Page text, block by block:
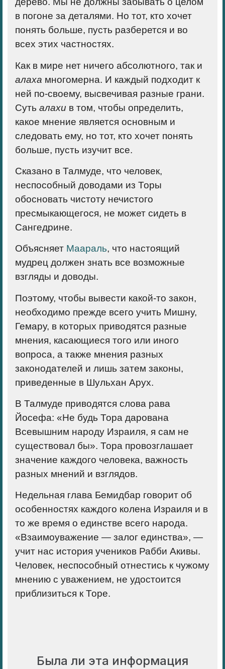
в погоне за деталями. Но тот, кто хочет
понять больше, пусть разберется и во
всех этих частностях.
Как в мире нет ничего абсолютного, так и
алаха многомерна. И каждый подходит к
ней по-своему, высвечивая разные грани.
Суть алахи в том, чтобы определить,
какое мнение является основным и
следовать ему, но тот, кто хочет понять
больше, пусть изучит все.
Сказано в Талмуде, что человек,
неспособный доводами из Торы
обосновать чистоту нечистого
пресмыкающегося, не может сидеть в
Сангедрине.
Объясняет Маараль, что настоящий
мудрец должен знать все возможные
взгляды и доводы.
Поэтому, чтобы вывести какой-то закон,
необходимо прежде всего учить Мишну,
Гемару, в которых приводятся разные
мнения, касающиеся того или иного
вопроса, а также мнения разных
законодателей и лишь затем законы,
приведенные в Шульхан Арух.
В Талмуде приводятся слова рава
Йосефа: «Не будь Тора дарована
Всевышним народу Израиля, я сам не
существовал бы». Тора провозглашает
значение каждого человека, важность
разных мнений и взглядов.
Недельная глава Бемидбар говорит об
особенностях каждого колена Израиля и в
то же время о единстве всего народа.
«Взаимоуважение — залог единства», —
учит нас история учеников Рабби Акивы.
Человек, неспособный отнестись к чужому
мнению с уважением, не удостоится
приблизиться к Торе.
Была ли эта информация